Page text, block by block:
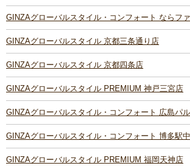
GINZAグローバルスタイル・コンフォート ならフ
GINZAグローバルスタイル 京都三条通り店
GINZAグローバルスタイル 京都四条店
GINZAグローバルスタイル PREMIUM 神戸三宮店
GINZAグローバルスタイル・コンフォート 広島パ
GINZAグローバルスタイル・コンフォート 博多駅
GINZAグローバルスタイル PREMIUM 福岡天神店